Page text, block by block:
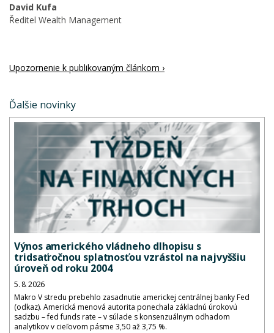
David Kufa
Ředitel Wealth Management
Upozornenie k publikovaným článkom ›
Ďalšie novinky
Výnos amerického vládneho dlhopisu s
tridsaťročnou splatnosťou vzrástol na najvyššiu
úroveň od roku 2004
5. 8. 2026
Makro V stredu prebehlo zasadnutie americkej centrálnej banky Fed
(odkaz). Americká menová autorita ponechala základnú úrokovú
sadzbu – fed funds rate – v súlade s konsenzuálnym odhadom
analytikov v cieľovom pásme 3,50 až 3,75 %.